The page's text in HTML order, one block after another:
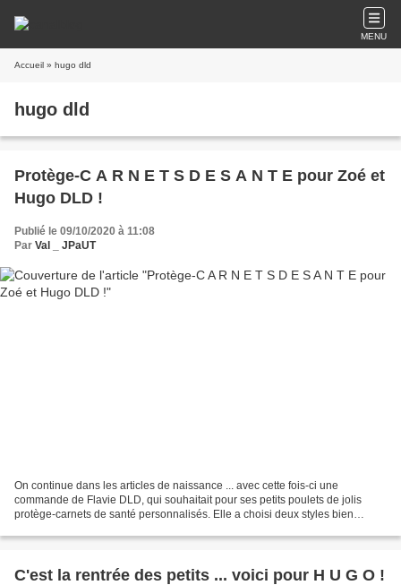
MENU
Accueil » hugo dld
hugo dld
Protège-C A R N E T S D E S A N T E pour Zoé et
Hugo DLD !
Publié le 09/10/2020 à 11:08
Par Val _ JPaUT
On continue dans les articles de naissance ... avec cette fois-ci une
commande de Flavie DLD, qui souhaitait pour ses petits poulets de jolis
protège-carnets de santé personnalisés. Elle a choisi deux styles bien
C'est la rentrée des petits ... voici pour H U G O !